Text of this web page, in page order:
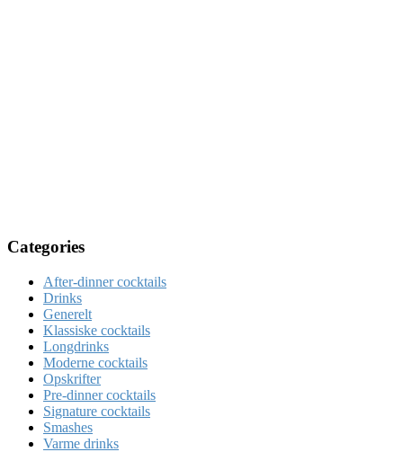
Categories
After-dinner cocktails
Drinks
Generelt
Klassiske cocktails
Longdrinks
Moderne cocktails
Opskrifter
Pre-dinner cocktails
Signature cocktails
Smashes
Varme drinks